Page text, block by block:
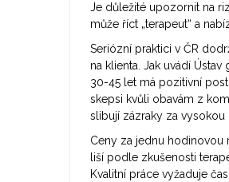
Je důležité upozornit na
může říct „terapeut“ a
Seriózní praktici v ČR
na klienta. Jak uvádí
30-45 let má pozitivní
skepsi kvůli obavám z
slibují zázraky za
Ceny za jednu hodinovou
liší podle zkušenosti
Kvalitní práce vyžaduje